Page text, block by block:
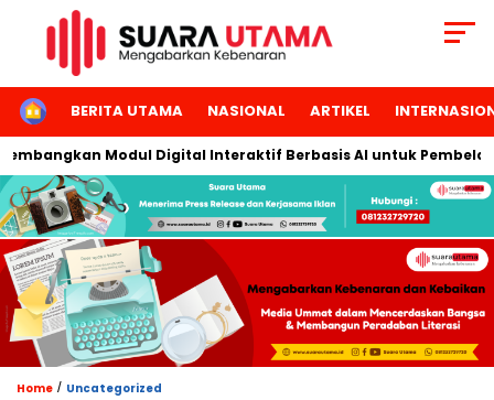
HOMEBERITA UTAMA NASIONAL ARTIKEL
Modul Digital Interaktif Berbasis AI untuk
Home / Uncategorized